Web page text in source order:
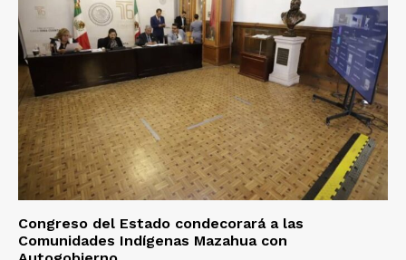
Congreso del Estado condecorará a las
Comunidades Indígenas Mazahua con